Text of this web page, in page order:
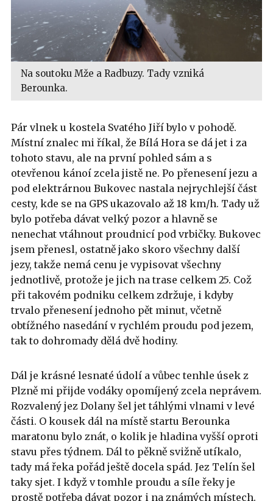
Na soutoku Mže a Radbuzy. Tady vzniká
Berounka.
Pár vlnek u kostela Svatého Jiří bylo v pohodě.
Místní znalec mi říkal, že Bílá Hora se dá jet i za
tohoto stavu, ale na první pohled sám a s
otevřenou kánoí zcela jistě ne. Po přenesení jezu a
pod elektrárnou Bukovec nastala nejrychlejší část
cesty, kde se na GPS ukazovalo až 18 km/h. Tady už
bylo potřeba dávat velký pozor a hlavně se
nenechat vtáhnout proudnicí pod vrbičky. Bukovec
jsem přenesl, ostatně jako skoro všechny další
jezy, takže nemá cenu je vypisovat všechny
jednotlivě, protože je jich na trase celkem 25. Což
při takovém podniku celkem zdržuje, i kdyby
trvalo přenesení jednoho pět minut, včetně
obtížného nasedání v rychlém proudu pod jezem,
tak to dohromady dělá dvě hodiny.
Dál je krásné lesnaté údolí a vůbec tenhle úsek z
Plzně mi přijde vodáky opomíjený zcela neprávem.
Rozvalený jez Dolany šel jet táhlými vlnami v levé
části. O kousek dál na místě startu Berounka
maratonu bylo znát, o kolik je hladina vyšší oproti
stavu přes týdnem. Dál to pěkně svižně utíkalo,
tady má řeka pořád ještě docela spád. Jez Telín šel
taky sjet. I když v tomhle proudu a síle řeky je
prostě potřeba dávat pozor i na známých místech.